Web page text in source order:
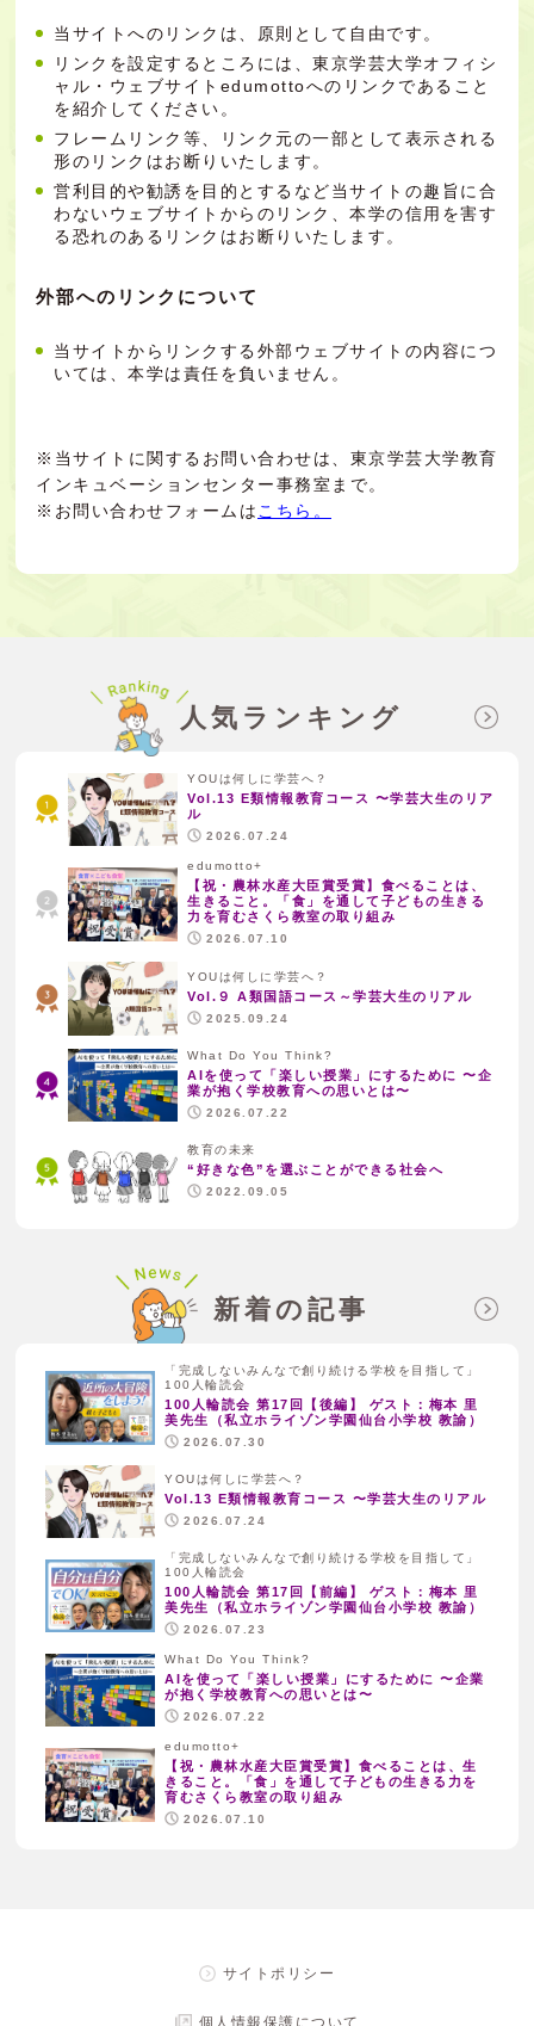
当サイトへのリンクは、原則として自由です。
リンクを設定するところには、東京学芸大学オフィシ
ャル・ウェブサイトedumottoへのリンクであること
を紹介してください。
フレームリンク等、リンク元の一部として表示される
形のリンクはお断りいたします。
営利目的や勧誘を目的とするなど当サイトの趣旨に合
わないウェブサイトからのリンク、本学の信用を害す
る恐れのあるリンクはお断りいたします。
外部へのリンクについて
当サイトからリンクする外部ウェブサイトの内容につ
いては、本学は責任を負いません。
※当サイトに関するお問い合わせは、東京学芸大学教育
インキュベーションセンター事務室まで。
※お問い合わせフォームはこちら。
人気ランキング
YOUは何しに学芸へ？
Vol.13 E類情報教育コース 〜学芸大生のリア
ル
2026.07.24
edumotto+
【祝・農林水産大臣賞受賞】食べることは、
生きること。「食」を通して子どもの生きる
力を育むさくら教室の取り組み
2026.07.10
YOUは何しに学芸へ？
Vol.９ A類国語コース～学芸大生のリアル
2025.09.24
What Do You Think?
AIを使って「楽しい授業」にするために 〜企
業が抱く学校教育への思いとは〜
2026.07.22
教育の未来
“好きな色”を選ぶことができる社会へ
2022.09.05
新着の記事
「完成しないみんなで創り続ける学校を目指して」
100人輪読会
100人輪読会 第17回【後編】 ゲスト：梅本 里
美先生（私立ホライゾン学園仙台小学校 教諭）
2026.07.30
YOUは何しに学芸へ？
Vol.13 E類情報教育コース 〜学芸大生のリアル
2026.07.24
「完成しないみんなで創り続ける学校を目指して」
100人輪読会
100人輪読会 第17回【前編】 ゲスト：梅本 里
美先生（私立ホライゾン学園仙台小学校 教諭）
2026.07.23
What Do You Think?
AIを使って「楽しい授業」にするために 〜企業
が抱く学校教育への思いとは〜
2026.07.22
edumotto+
【祝・農林水産大臣賞受賞】食べることは、生
きること。「食」を通して子どもの生きる力を
育むさくら教室の取り組み
2026.07.10
サイトポリシー